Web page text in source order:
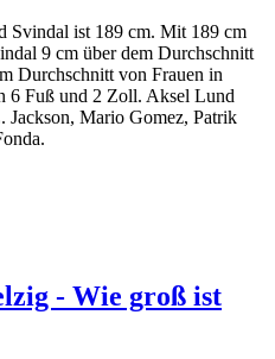
Svindal ist 189 cm. Mit 189 cm
9 cm über dem Durchschnitt
Durchschnitt von Frauen in
6 Fuß und 2 Zoll. Aksel Lund
Jackson, Mario Gomez, Patrik
- Wie groß ist